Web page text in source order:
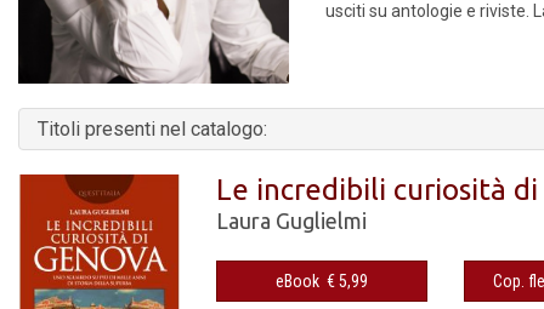
usciti su antologie e riviste.
Titoli presenti nel catalogo:
Le incredibili curiosità di
Laura Guglielmi
eBook € 5,99